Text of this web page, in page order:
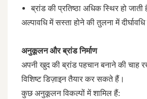
ब्रांड की प्रतिष्ठा अधिक स्थिर हो जाती
अल्पावधि में सस्ता होने की तुलना में
अनुकूलन और ब्रांड निर्माण
अपनी खुद की ब्रांड पहचान बनाने की
विशिष्ट डिज़ाइन तैयार कर सकते हैं।
कुछ अनुकूलन विकल्पों में शामिल हैं: